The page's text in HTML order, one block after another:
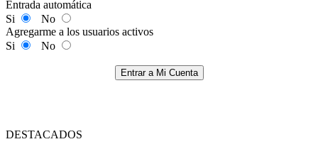
Entrada automática
Si
No
Agregarme a los usuarios activos
Si
No
Entrar a Mi Cuenta
DESTACADOS